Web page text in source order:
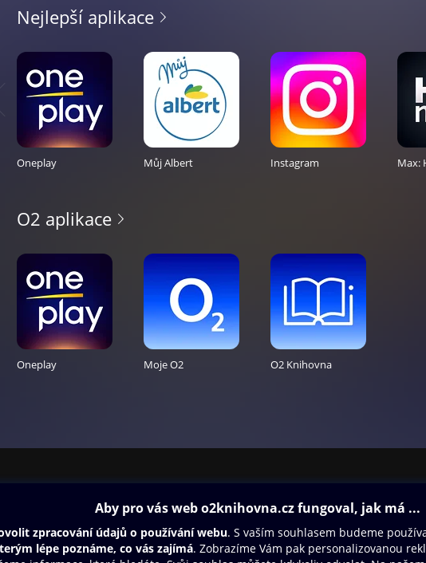
Nejlepší aplikace
Oneplay Můj Albert Instagram
O2 aplikace
Oneplay Moje O2 O2 Knihovna
Dárkový poukaz
Oneplay Originály